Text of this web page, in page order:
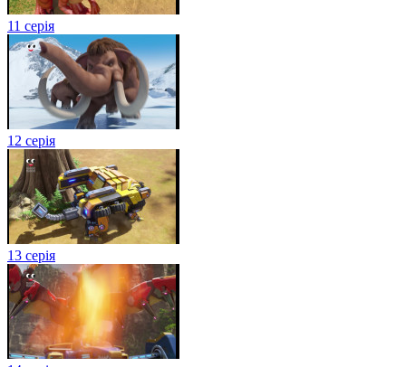
11 серія
12 серія
13 серія